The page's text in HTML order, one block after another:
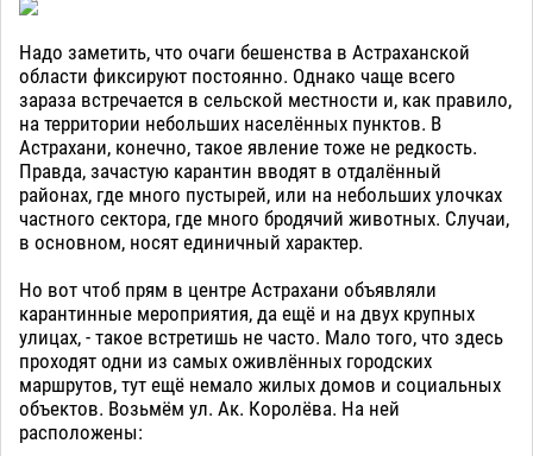
Надо заметить, что очаги бешенства в Астраханской
области фиксируют постоянно. Однако чаще всего
зараза встречается в сельской местности и, как правило,
на территории небольших населённых пунктов. В
Астрахани, конечно, такое явление тоже не редкость.
Правда, зачастую карантин вводят в отдалённый
районах, где много пустырей, или на небольших улочках
частного сектора, где много бродячий животных. Случаи,
в основном, носят единичный характер.
Но вот чтоб прям в центре Астрахани объявляли
карантинные мероприятия, да ещё и на двух крупных
улицах, - такое встретишь не часто. Мало того, что здесь
проходят одни из самых оживлённых городских
маршрутов, тут ещё немало жилых домов и социальных
объектов. Возьмём ул. Ак. Королёва. На ней
расположены: